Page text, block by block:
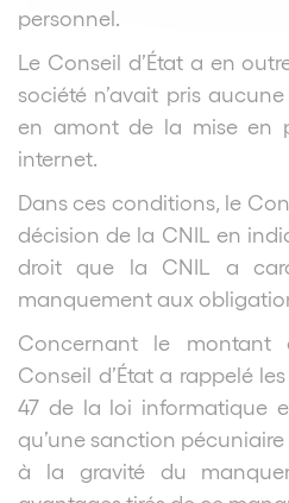
personnel.
Le Conseil d’État a en
société n’avait pris
en amont de la mise en
internet.
Dans ces conditions, le
décision de la CNIL en
droit que la CNIL a
manquement aux
Concernant le montant
Conseil d’État a rappelé
47 de la loi informatique
qu’une sanction
à la gravité du